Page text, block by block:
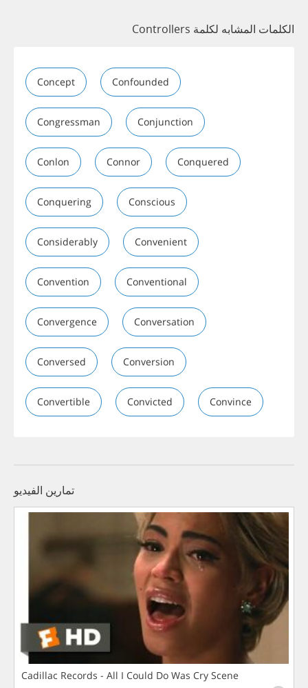
الكلمات المشابه لكلمة Controllers
Concept Confounded
Congressman Conjunction
Conlon Connor Conquered
Conquering Conscious
Considerably Convenient
Convention Conventional
Convergence Conversation
Conversed Conversion
Convertible Convicted Convince
تمارين الفيديو
Cadillac Records - All I Could Do Was Cry Scene